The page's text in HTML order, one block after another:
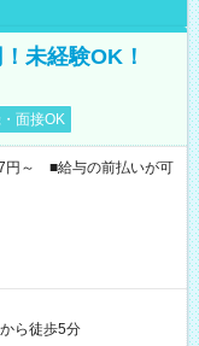
未経験OK！
面接OK
円～ ■給与の前払いが可
ら徒歩5分